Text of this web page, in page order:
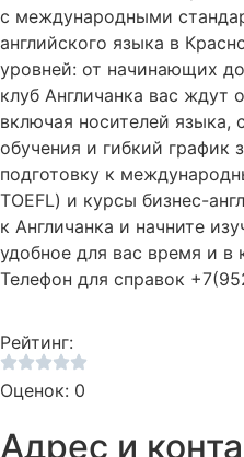
с международными
английского языка в
уровней: от начинающих
клуб Англичанка вас ждут
включая носителей
обучения и гибкий график
подготовку к
TOEFL) и курсы бизнес-
к Англичанка и начните
удобное для вас время и
Телефон для справок
Рейтинг:
Оценок: 0
Адрес и